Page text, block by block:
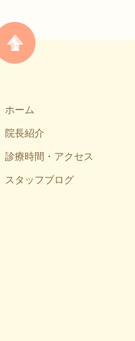
ホーム
院長紹介
診療時間・アクセス
スタッフブログ